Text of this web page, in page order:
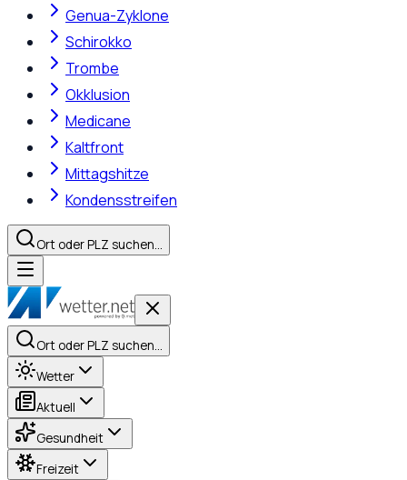
Genua-Zyklone
Schirokko
Trombe
Okklusion
Medicane
Kaltfront
Mittagshitze
Kondensstreifen
Ort oder PLZ suchen…
Ort oder PLZ suchen…
Wetter
Aktuell
Gesundheit
Freizeit